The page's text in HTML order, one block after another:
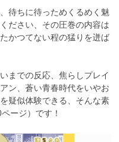
待ちに待っためくるめく魅
ださい、その圧巻の内容は
かつてない程の猛りを迸ば
までの反応、焦らしプレイ
ン、蒼い青春時代をいやお
疑似体験できる、そんな素
ージ）です！